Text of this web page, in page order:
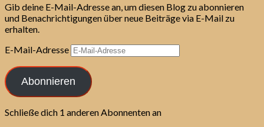
Gib deine E-Mail-Adresse an, um diesen Blog zu abonnieren
und Benachrichtigungen über neue Beiträge via E-Mail zu
erhalten.
E-Mail-Adresse
Abonnieren
Schließe dich 1 anderen Abonnenten an